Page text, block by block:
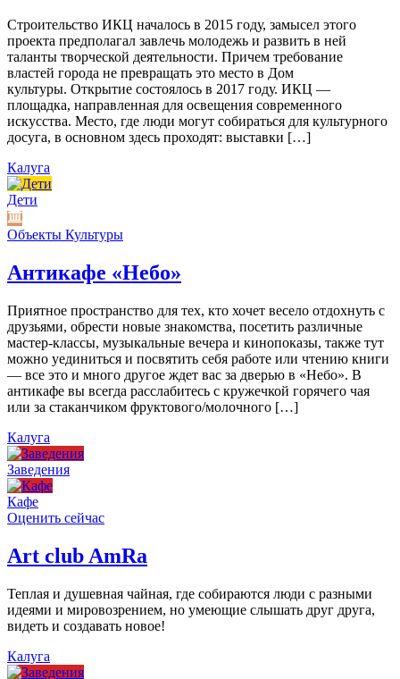
Строительство ИКЦ началось в 2015 году, замысел этого
проекта предполагал завлечь молодежь и развить в ней
таланты творческой деятельности. Причем требование
властей города не превращать это место в Дом
культуры. Открытие состоялось в 2017 году. ИКЦ —
площадка, направленная для освещения современного
искусства. Место, где люди могут собираться для культурного
досуга, в основном здесь проходят: выставки […]
Калуга
Дети
Объекты Культуры
Антикафе «Небо»
Приятное пространство для тех, кто хочет весело отдохнуть с
друзьями, обрести новые знакомства, посетить различные
мастер-классы, музыкальные вечера и кинопоказы, также тут
можно уединиться и посвятить себя работе или чтению книги
— все это и много другое ждет вас за дверью в «Небо». В
антикафе вы всегда расслабитесь с кружечкой горячего чая
или за стаканчиком фруктового/молочного […]
Калуга
Заведения
Кафе
Оценить сейчас
Art сlub AmRa
Теплая и душевная чайная, где собираются люди с разными
идеями и мировозрением, но умеющие слышать друг друга,
видеть и создавать новое!
Калуга